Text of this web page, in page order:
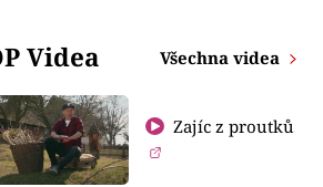
Videa Všechna videa
Zajíc z proutků